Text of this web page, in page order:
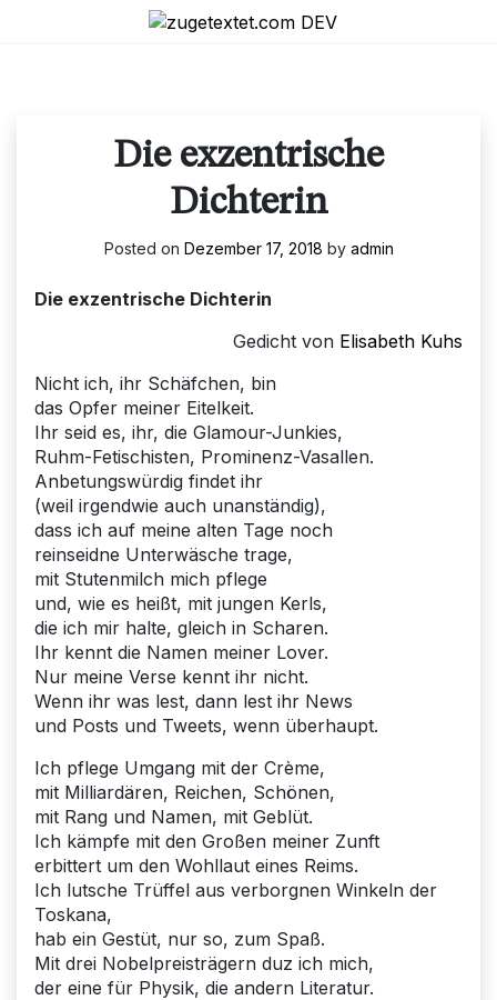
Die exzentrische
Dichterin
Posted on Dezember 17, 2018 by admin
Die exzentrische Dichterin
Gedicht von Elisabeth Kuhs
Nicht ich, ihr Schäfchen, bin
das Opfer meiner Eitelkeit.
Ihr seid es, ihr, die Glamour-Junkies,
Ruhm-Fetischisten, Prominenz-Vasallen.
Anbetungswürdig findet ihr
(weil irgendwie auch unanständig),
dass ich auf meine alten Tage noch
reinseidne Unterwäsche trage,
mit Stutenmilch mich pflege
und, wie es heißt, mit jungen Kerls,
die ich mir halte, gleich in Scharen.
Ihr kennt die Namen meiner Lover.
Nur meine Verse kennt ihr nicht.
Wenn ihr was lest, dann lest ihr News
und Posts und Tweets, wenn überhaupt.
Ich pflege Umgang mit der Crème,
mit Milliardären, Reichen, Schönen,
mit Rang und Namen, mit Geblüt.
Ich kämpfe mit den Großen meiner Zunft
erbittert um den Wohllaut eines Reims.
Ich lutsche Trüffel aus verborgnen Winkeln der
Toskana,
hab ein Gestüt, nur so, zum Spaß.
Mit drei Nobelpreisträgern duz ich mich,
der eine für Physik, die andern Literatur.